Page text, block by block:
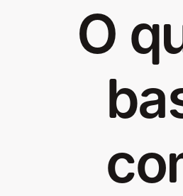
O